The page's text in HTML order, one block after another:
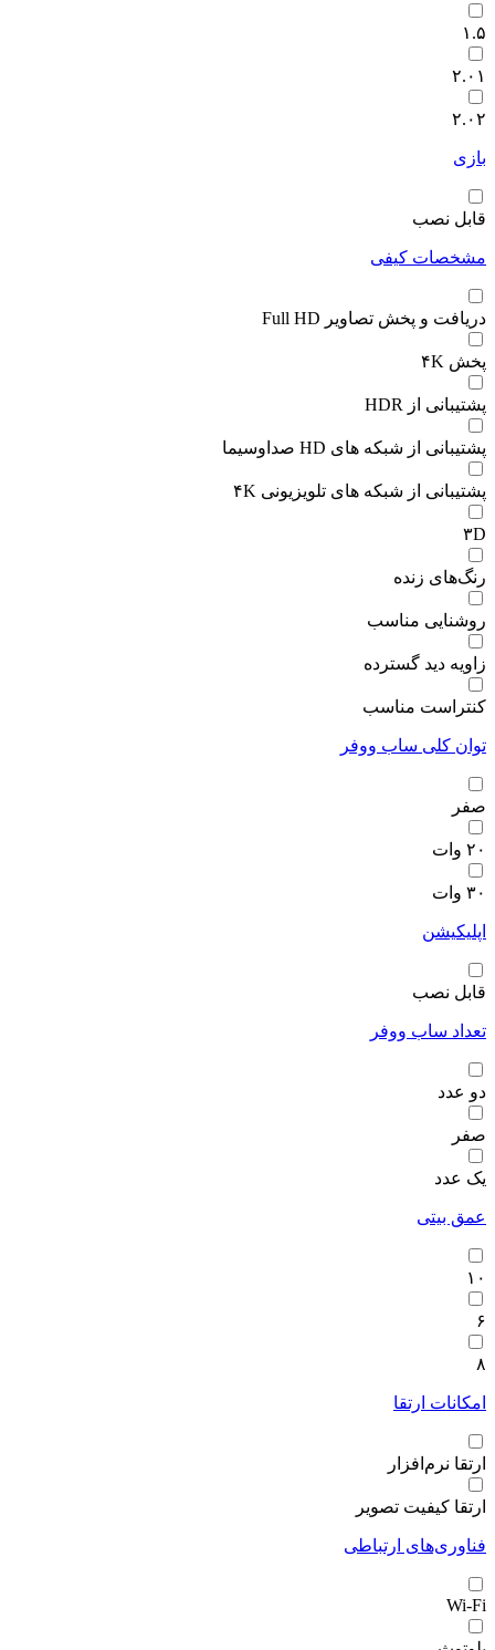
۱.۵
۲.۰۱
۲.۰۲
بازی
قابل نصب
مشخصات کیفی
دریافت و پخش تصاویر Full HD
پخش ۴K
پشتیبانی از HDR
پشتیبانی از شبکه های HD صداوسیما
پشتیبانی از شبکه های تلویزیونی ۴K
۳D
رنگ‌های زنده
روشنایی مناسب
زاویه دید گسترده
کنتراست مناسب
توان کلی ساب ووفر
صفر
۲۰ وات
۳۰ وات
اپلیکیشن
قابل نصب
تعداد ساب ووفر
دو عدد
صفر
یک عدد
عمق بیتی
۱۰
۶
۸
امکانات ارتقا
ارتقا نرم‌افزار
ارتقا کیفیت تصویر
فناوری‌های ارتباطی
Wi-Fi